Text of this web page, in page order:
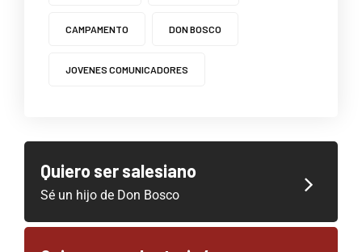
CAMPAMENTO DON BOSCO
JOVENES COMUNICADORES
Quiero ser salesiano
Sé un hijo de Don Bosco